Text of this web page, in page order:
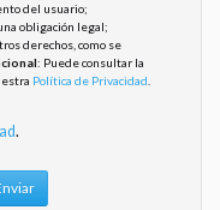
del usuario;
obligación legal;
derechos, como se
: Puede consultar la
Política de Privacidad
.